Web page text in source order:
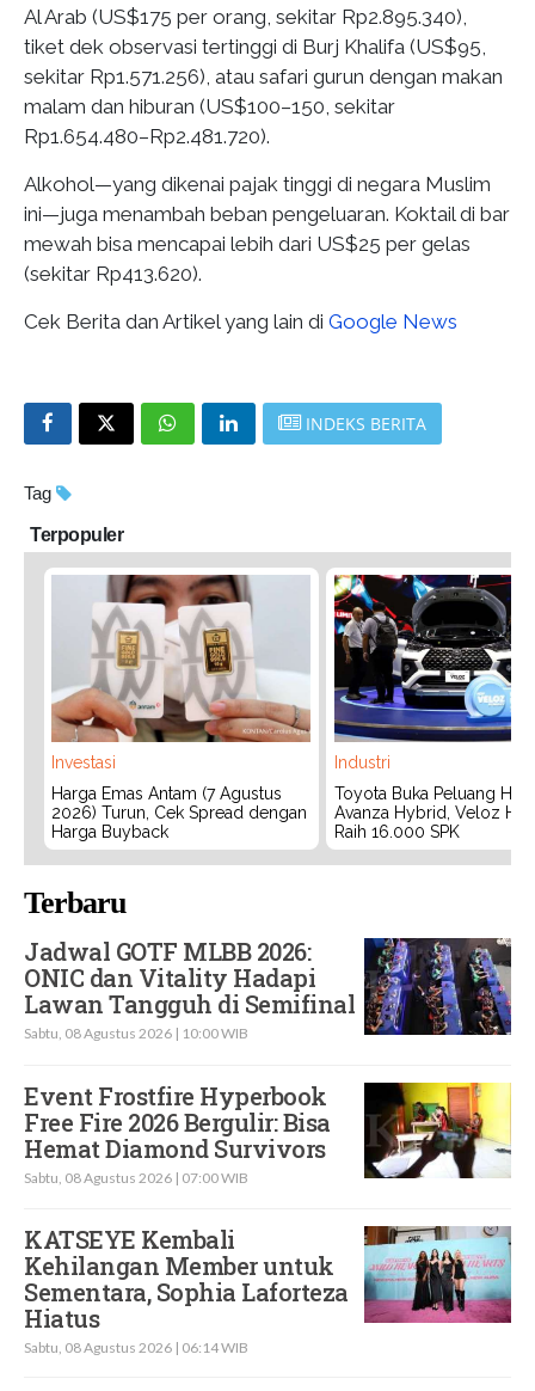
Al Arab (US$175 per orang, sekitar Rp2.895.340),
tiket dek observasi tertinggi di Burj Khalifa (US$95,
sekitar Rp1.571.256), atau safari gurun dengan makan
malam dan hiburan (US$100–150, sekitar
Rp1.654.480–Rp2.481.720).
Alkohol—yang dikenai pajak tinggi di negara Muslim
ini—juga menambah beban pengeluaran. Koktail di bar
mewah bisa mencapai lebih dari US$25 per gelas
(sekitar Rp413.620).
Cek Berita dan Artikel yang lain di Google News
INDEKS BERITA
Tag
Terpopuler
Investasi
Harga Emas Antam (7 Agustus
2026) Turun, Cek Spread dengan
Harga Buyback
Industri
Toyota Buka Peluang
Avanza Hybrid, Veloz
Raih 16.000 SPK
Terbaru
Jadwal GOTF MLBB 2026:
ONIC dan Vitality Hadapi
Lawan Tangguh di Semifinal
Sabtu, 08 Agustus 2026 | 10:00 WIB
Event Frostfire Hyperbook
Free Fire 2026 Bergulir: Bisa
Hemat Diamond Survivors
Sabtu, 08 Agustus 2026 | 07:00 WIB
KATSEYE Kembali
Kehilangan Member untuk
Sementara, Sophia Laforteza
Hiatus
Sabtu, 08 Agustus 2026 | 06:14 WIB